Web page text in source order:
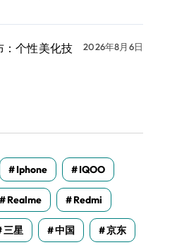
：个性美化技
2026年8月6日
Iphone IQOO
Realme Redmi
三星 中国 京东